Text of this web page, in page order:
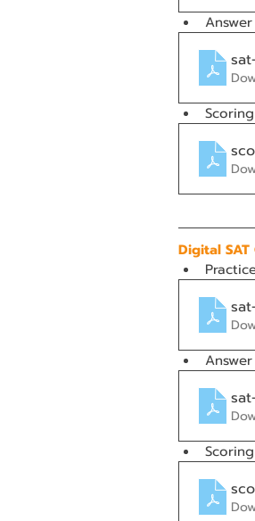
Scoring
Digital
Scoring